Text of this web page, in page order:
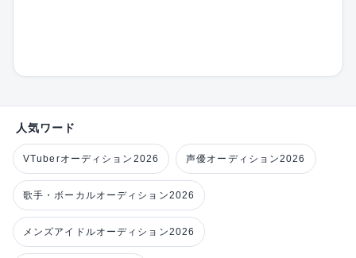
人気ワード
VTuberオーディション2026 声優オーディション2026
歌手・ボーカルオーディション2026
メンズアイドルオーディション2026